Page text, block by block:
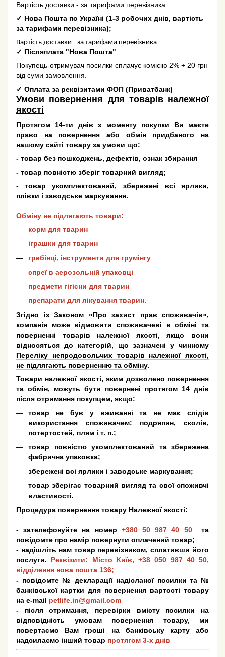
Вартість доставки - за тарифами перевізника
✓ Нова Пошта по Україні (1-3 робочих днів, вартість
за тарифами перевізника);
Вартість доставки - за тарифами перевізника
✓ Післяплата "Нова Пошта"
Покупець-отримувач посилки сплачує комісію 2% + 20 грн
від суми замовлення.
✓ Оплата за реквізитами ФОП (Приватбанк)
Умови повернення для товарів належної
якості
Протягом 14-ти днів з моменту покупки Ви маєте
право на повернення або обмін придбаного на
нашому сайті товару за умови що:
- товар без пошкоджень, дефектів, ознак збирання
- товар повністю зберіг товарний вигляд;
- товар укомплектований, збережені всі ярлики,
плівки і заводське маркування.
Обміну не підлягають товари:
корм для тварин
іграшки для тварин
гребінці, інструменти для грумінгу
спреї в аерозольній упаковці
предмети гігієни для тварин
препарати для лікування тварин.
Згідно із Законом «Про захист прав споживачів»,
компанія може відмовити споживачеві в обміні та
поверненні товарів належної якості, якщо вони
відносяться до категорій, що зазначені у чинному
Переліку непродовольчих товарів належної якості,
не підлягають поверненню та обміну.
Товари належної якості, яким дозволено повернення
та обмін, можуть бути повернені протягом 14 днів
після отримання покупцем, якщо:
товар не був у вживанні та не має слідів
використання споживачем: подряпин, сколів,
потертостей, плям і т. п.;
товар повністю укомплектований та збережена
фабрична упаковка;
збережені всі ярлики і заводське маркування;
товар зберігає товарний вигляд та свої споживчі
властивості.
Процедура повернення товару Належної якості:
- зателефонуйте на номер +380 50 987 40 50
та
повідомте про намір повернути оплачений товар;
- надішліть нам товар перевізником, сплативши його
послуги. Реквізити: Місто Київ, +38 050 987 40 50,
відділення нова пошта 136;
- повідомте № декларації надісланої посилки та №
банківської картки для повернення вартості товару
на e-mail petlife.in@gmail.com
- після отримання, перевірки вмісту посилки на
відповідність умовам повернення товару, ми
повертаємо Вам гроші на банківську карту або
надсилаємо інший товар протягом 3-х днів